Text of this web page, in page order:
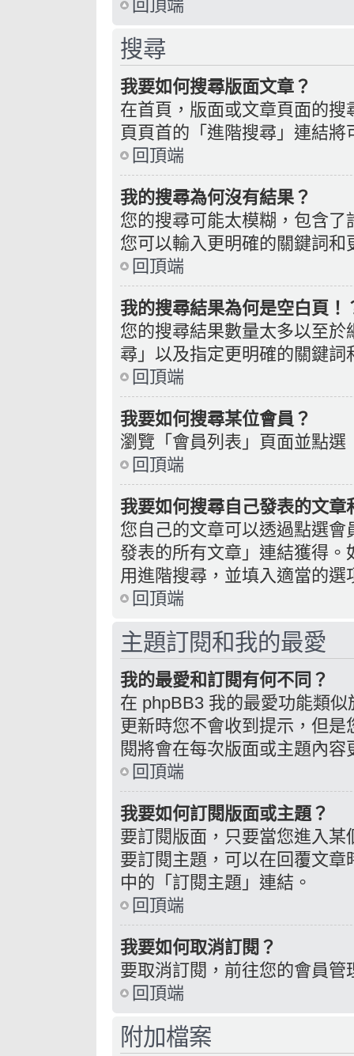
回頂端
搜尋
我要如何搜尋版面文章？
在首頁，版面或文章頁面的
頁頁首的「進階搜尋」連結
回頂端
我的搜尋為何沒有結果？
您的搜尋可能太模糊，包含
您可以輸入更明確的關鍵詞
回頂端
我的搜尋結果為何是空白頁！
您的搜尋結果數量太多以至
尋」以及指定更明確的關鍵詞
回頂端
我要如何搜尋某位會員？
瀏覽「會員列表」頁面並點選
回頂端
我要如何搜尋自己發表的文章
您自己的文章可以透過點選
發表的所有文章」連結獲得
用進階搜尋，並填入適當的選
回頂端
主題訂閱和我的最愛
我的最愛和訂閱有何不同？
在 phpBB3 我的最愛功能類
更新時您不會收到提示，但
閱將會在每次版面或主題內
回頂端
我要如何訂閱版面或主題？
要訂閱版面，只要當您進入
要訂閱主題，可以在回覆文
中的「訂閱主題」連結。
回頂端
我要如何取消訂閱？
要取消訂閱，前往您的會員
回頂端
附加檔案